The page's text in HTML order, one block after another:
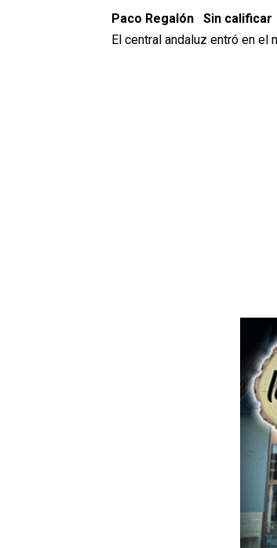
Paco Regalón Sin calificar
El central andaluz entró en el